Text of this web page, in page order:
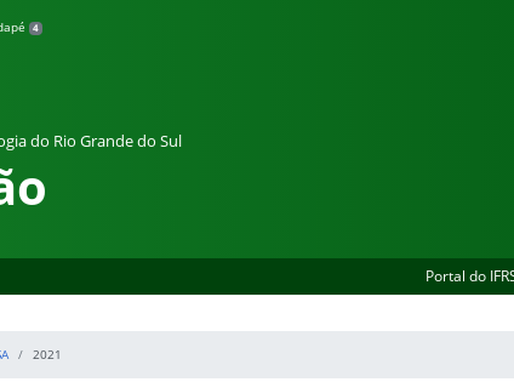
4
do Rio Grande do Sul
Portal do
2021